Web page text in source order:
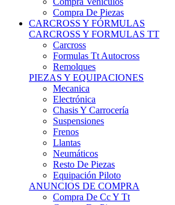
Compra De Piezas
CARCROSS Y FÓRMULAS
CARCROSS Y FORMULAS TT
Carcross
Formulas Tt Autocross
Remolques
PIEZAS Y EQUIPACIONES
Mecanica
Electrónica
Chasis Y Carrocería
Suspensiones
Frenos
Llantas
Neumáticos
Resto De Piezas
Equipación Piloto
ANUNCIOS DE COMPRA
Compra De Cc Y Tt